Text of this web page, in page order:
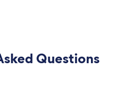
Questions